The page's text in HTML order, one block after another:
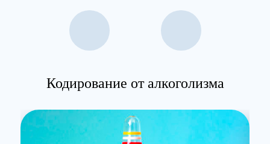
Кодирование от алкоголизма